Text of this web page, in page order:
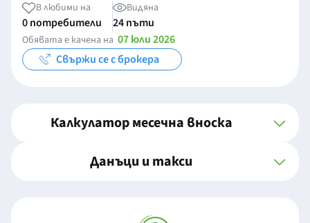
В любими на
0 потребители
Видяна
24 пъти
Обявата е качена на 07 юли 2026
Свържи се с брокера
Калкулатор месечна вноска
Данъци и такси